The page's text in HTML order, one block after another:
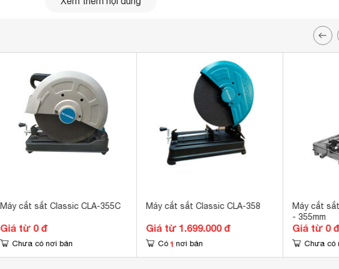
Máy cắt sắt Classic CLA-355C
Giá từ 0 đ
Chưa có nơi bán
Máy cắt sắt Classic CLA-358
Giá từ 1.699.000 đ
Có 1 nơi bán
Máy cắt
- 355mm
Giá từ 0
Chưa có